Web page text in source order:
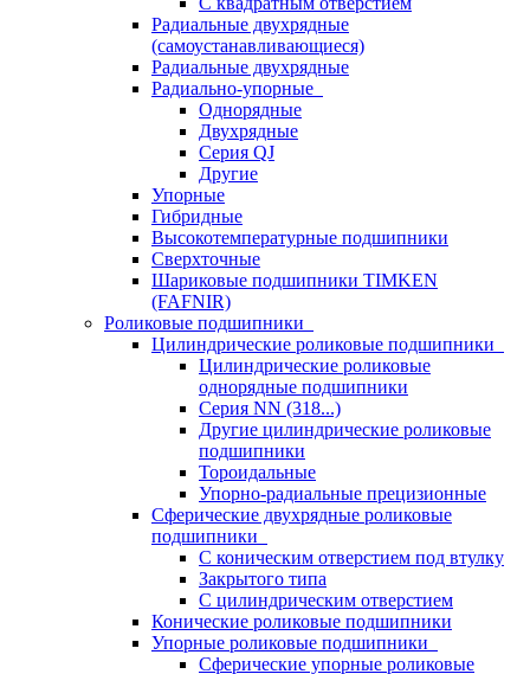
Радиальные двухрядные
(самоустанавливающиеся)
Радиальные двухрядные
Радиально-упорные
Однорядные
Двухрядные
Серия QJ
Другие
Упорные
Гибридные
Высокотемпературные подшипники
Сверхточные
Шариковые подшипники TIMKEN
(FAFNIR)
Роликовые подшипники
Цилиндрические роликовые подшипники
Цилиндрические роликовые
однорядные подшипники
Серия NN (318...)
Другие цилиндрические роликовые
подшипники
Тороидальные
Упорно-радиальные прецизионные
Сферические двухрядные роликовые
подшипники
С коническим отверстием под втулку
Закрытого типа
С цилиндрическим отверстием
Конические роликовые подшипники
Упорные роликовые подшипники
Сферические упорные роликовые